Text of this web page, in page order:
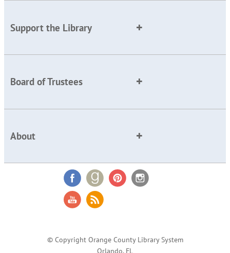
Support the Library
Board of Trustees
About
© Copyright Orange County Library System
Orlando, FL